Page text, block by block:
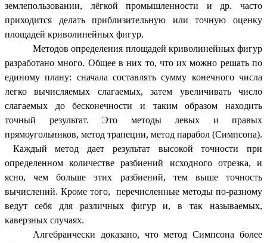
землепользовании, лёгкой промышленности и др. часто
приходится делать приблизительную или точную оценку
площадей криволинейных фигур.
Методов определения площадей криволинейных фигур
разработано много. Общее в них то, что их можно решать по
единому плану: сначала составлять сумму конечного числа
легко вычисляемых слагаемых, затем увеличивать число
слагаемых до бесконечности и таким образом находить
точный результат. Это методы левых и правых
прямоугольников, метод трапеции, метод парабол (Симпсона).
Каждый метод дает результат высокой точности при
определенном количестве разбиений исходного отрезка, и
ясно, чем больше этих разбиений, тем выше точность
вычислений. Кроме того, перечисленные методы по-разному
ведут себя для различных фигур и, в так называемых,
каверзных случаях.
Алгебраически доказано, что метод Симпсона более